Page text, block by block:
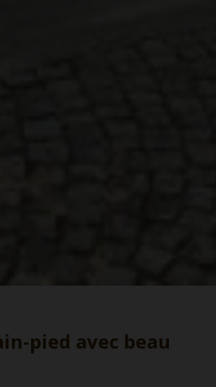
pied avec beau